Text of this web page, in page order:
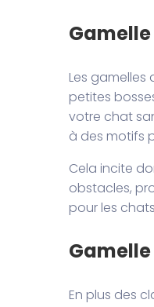
Les
petites
votre chat
à des motifs
Cela incite
obstacles,
pour les
En plus des